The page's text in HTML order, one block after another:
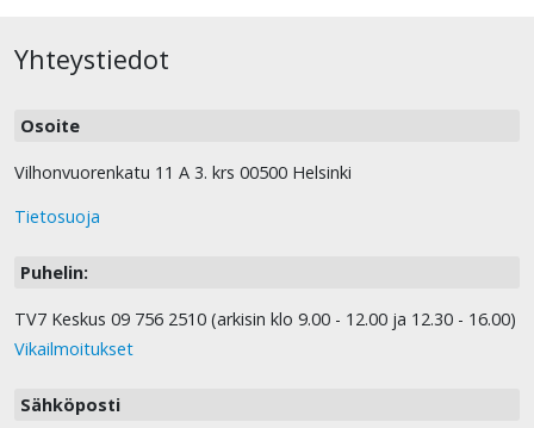
Yhteystiedot
Osoite
Vilhonvuorenkatu 11 A 3. krs 00500 Helsinki
Tietosuoja
Puhelin:
TV7 Keskus 09 756 2510 (arkisin klo 9.00 - 12.00 ja 12.30 - 16.00)
Vikailmoitukset
Sähköposti